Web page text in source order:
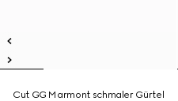
Cut GG Marmont schmaler Gürtel